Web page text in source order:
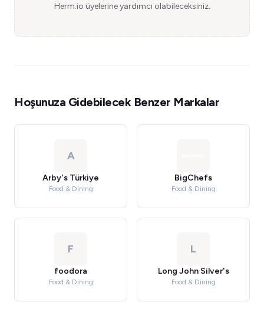
Herm.io üyelerine yardımcı olabileceksiniz.
Hoşunuza Gidebilecek Benzer Markalar
A
Arby's Türkiye
Food & Dining
BigChefs
Food & Dining
F
foodora
Food & Dining
L
Long John Silver's
Food & Dining